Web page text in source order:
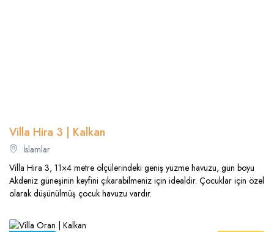
Villa Hira 3 | Kalkan
İslamlar
Villa Hira 3, 11×4 metre ölçülerindeki geniş yüzme havuzu, gün boyu
Akdeniz güneşinin keyfini çıkarabilmeniz için idealdir. Çocuklar için özel
olarak düşünülmüş çocuk havuzu vardır.